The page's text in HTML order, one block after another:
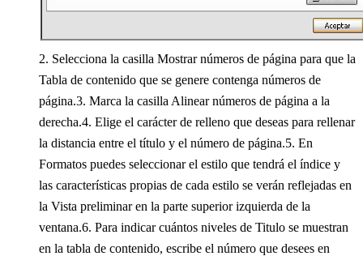
2. Selecciona la casilla Mostrar números de página para que la
Tabla de contenido que se genere contenga números de
página.3. Marca la casilla Alinear números de página a la
derecha.4. Elige el carácter de relleno que deseas para rellenar
la distancia entre el título y el número de página.5. En
Formatos puedes seleccionar el estilo que tendrá el índice y
las características propias de cada estilo se verán reflejadas en
la Vista preliminar en la parte superior izquierda de la
ventana.6. Para indicar cuántos niveles de Titulo se muestran
en la tabla de contenido, escribe el número que desees en